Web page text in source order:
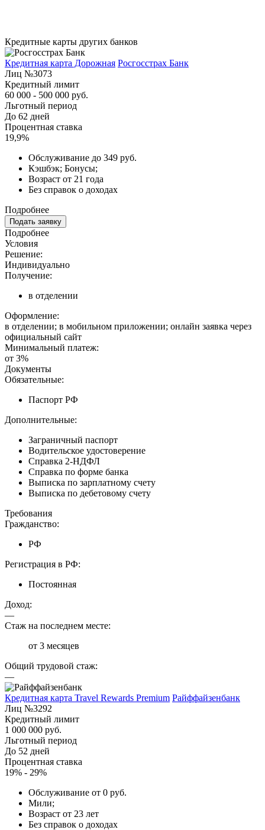
Кредитные карты других банков
Кредитная карта Дорожная Росгосстрах Банк
Лиц №3073
Кредитный лимит
60 000 - 500 000 руб.
Льготный период
До 62 дней
Процентная ставка
19,9%
Обслуживание до 349 руб.
Кэшбэк; Бонусы;
Возраст от 21 года
Без справок о доходах
Подробнее
Подать заявку
Подробнее
Условия
Решение:
Индивидуально
Получение:
в отделении
Оформление:
в отделении; в мобильном приложении; онлайн заявка через
официальный сайт
Минимальный платеж:
от 3%
Документы
Обязательные:
Паспорт РФ
Дополнительные:
Заграничный паспорт
Водительское удостоверение
Справка 2-НДФЛ
Справка по форме банка
Выписка по зарплатному счету
Выписка по дебетовому счету
Требования
Гражданство:
РФ
Регистрация в РФ:
Постоянная
Доход:
—
Стаж на последнем месте:
от 3 месяцев
Общий трудовой стаж:
—
Кредитная карта Travel Rewards Premium Райффайзенбанк
Лиц №3292
Кредитный лимит
1 000 000 руб.
Льготный период
До 52 дней
Процентная ставка
19% - 29%
Обслуживание от 0 руб.
Мили;
Возраст от 23 лет
Без справок о доходах